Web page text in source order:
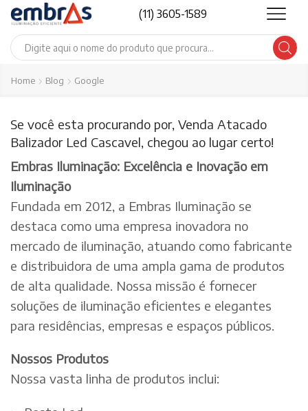
(11) 3605-1589
Search
Home Blog Google
Se você esta procurando por, Venda Atacado
Balizador Led Cascavel, chegou ao lugar certo!
Embras Iluminação: Excelência e Inovação em
Iluminação
Fundada em 2012, a Embras Iluminação se
destaca como uma empresa inovadora no
mercado de iluminação, atuando como fabricante
e distribuidora de uma ampla gama de produtos
de alta qualidade. Nossa missão é fornecer
soluções de iluminação eficientes e elegantes
para residências, empresas e espaços públicos.
Nossos Produtos
Nossa vasta linha de produtos inclui: